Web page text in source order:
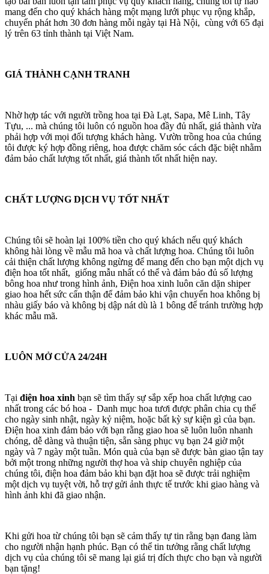
mang đến cho quý khách hàng một mạng lưới phục vụ rộng khắp,
chuyển phát hơn 30 đơn hàng mỗi ngày tại Hà Nội, cùng với 65 đại
lý trên 63 tỉnh thành tại Việt Nam.
GIÁ THÀNH CẠNH TRANH
Nhờ hợp tác với người trồng hoa tại Đà Lạt, Sapa, Mê Linh, Tây
Tựu, ... mà chúng tôi luôn có nguồn hoa đầy đủ nhất, giá thành vừa
phải hợp với mọi đối tượng khách hàng. Vườn trồng hoa của chúng
tôi được ký hợp đồng riêng, hoa được chăm sóc cách đặc biệt nhằm
đảm bảo chất lượng tốt nhất, giá thành tốt nhất hiện nay.
CHẤT LƯỢNG DỊCH VỤ TỐT NHẤT
Chúng tôi sẽ hoàn lại 100% tiền cho quý khách nếu quý khách
không hài lòng về mẫu mã hoa và chất lượng hoa. Chúng tôi luôn
cải thiện chất lượng không ngừng để mang đến cho bạn một dịch vụ
điện hoa tốt nhất, giống mẫu nhất có thể và đảm bảo đủ số lượng
bông hoa như trong hình ảnh, Điện hoa xinh luôn căn dặn shiper
giao hoa hết sức cẩn thận để đảm bảo khi vận chuyển hoa không bị
nhàu giấy báo và không bị dập nát dù là 1 bông để tránh trường hợp
khác mẫu mã.
LUÔN MỞ CỬA 24/24H
Tại điện hoa xinh bạn sẽ tìm thấy sự sắp xếp hoa chất lượng cao
nhất trong các bó hoa - Danh mục hoa tươi được phân chia cụ thể
cho ngày sinh nhật, ngày kỷ niệm, hoặc bất kỳ sự kiện gì của bạn.
Điện hoa xinh đảm bảo với bạn rằng giao hoa sẽ luôn luôn nhanh
chóng, dễ dàng và thuận tiện, sẵn sàng phục vụ bạn 24 giờ một
ngày và 7 ngày một tuần. Món quà của bạn sẽ được bàn giao tận tay
bởi một trong những người thợ hoa và ship chuyên nghiệp của
chúng tôi, điện hoa đảm bảo khi bạn đặt hoa sẽ được trải nghiệm
một dịch vụ tuyệt vời, hỗ trợ gửi ảnh thực tế trước khi giao hàng và
hình ảnh khi đã giao nhận.
Khi gửi hoa từ chúng tôi bạn sẽ cảm thấy tự tin rằng bạn đang làm
cho người nhận hạnh phúc. Bạn có thể tin tưởng rằng chất lượng
dịch vụ của chúng tôi sẽ mang lại giá trị đích thực cho bạn và người
bạn tặng!